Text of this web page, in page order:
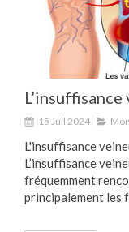
L’insuffisance
15 Juil 2024
L'insuffisance
L’insuffisance
fréquemment
principalement les